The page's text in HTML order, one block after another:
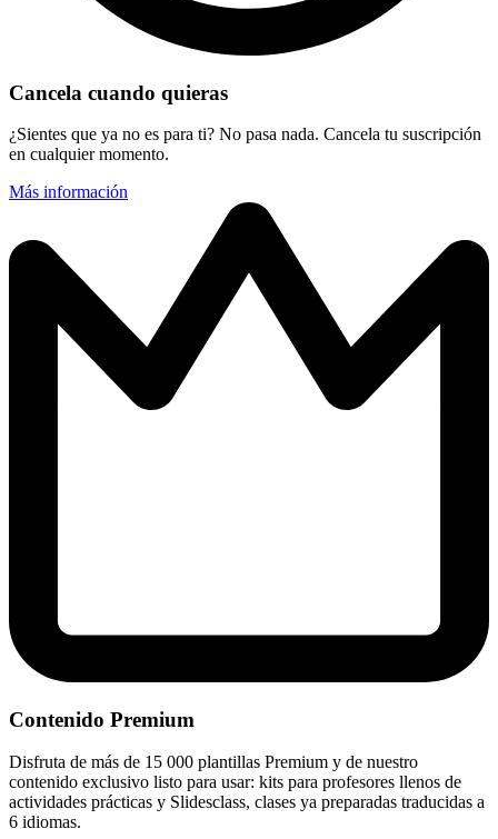
Cancela cuando quieras
¿Sientes que ya no es para ti? No pasa nada. Cancela tu suscripción
en cualquier momento.
Más información
Contenido Premium
Disfruta de más de 15 000 plantillas Premium y de nuestro
contenido exclusivo listo para usar: kits para profesores llenos de
actividades prácticas y Slidesclass, clases ya preparadas traducidas a
6 idiomas.